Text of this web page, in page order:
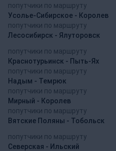
попутчики по маршруту
Усолье-Сибирское - Королев
попутчики по маршруту
Лесосибирск - Ялуторовск
попутчики по маршруту
Краснотурьинск - Пыть-Ях
попутчики по маршруту
Надым - Темрюк
попутчики по маршруту
Мирный - Королев
попутчики по маршруту
Вятские Поляны - Тобольск
попутчики по маршруту
Северская - Ильский